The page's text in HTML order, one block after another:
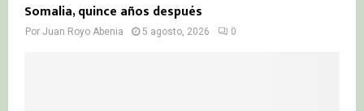
Somalia, quince años después
Por Juan Royo Abenia 5 agosto, 2026 0